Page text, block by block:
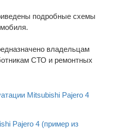
подробные схемы
владельцам
СТО и ремонтных
Mitsubishi Pajero 4
Pajero 4 (пример из